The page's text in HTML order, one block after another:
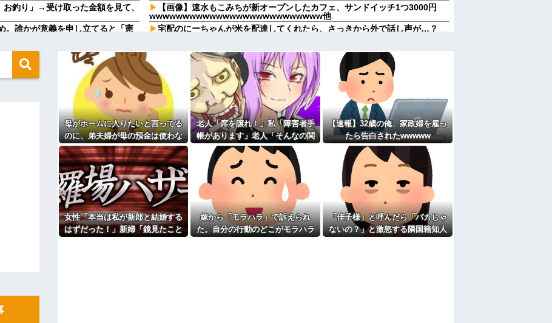
釣り」→受け取った金額を見て、
。誰かが意義を申し立てると「憲
と二世帯住宅を建て、「２F(夫婦
をしたが、早速破って2Fに上
に、後ろに並んでいた外国人風の
うっぜぇ。引き落としキャンセ
←これが流行らなかった理由
ｗｗｗｗｗｗｗｗ
ますか？」ワイ喪主「直葬で(即
にwwwwwwww
のか分かんない奴はモテない奴確定
も、財産はすべて私が継ぐ。相続
」 → 数年後、復讐のチャンスが
ギュアがヤバすぎるｗｗｗｗｗｗ
切れ。「何クラクション鳴らして
らｗｗｗｗｗ(※画像あり)
【画像】速水もこみちが新オープンしたカフェ、サンドイッチ1つ3000円
wwwwwwwwwwwwwwwwwwwwwwwwww他
宅配のにーちゃんが米を配達してくれたら、さっきから外で話し声が…？
なんなのよ！！！すごいわ掃除！！！！
【ネット史】「鏡の中のアクトレス事件」夫は正しかったのに、なぜ喧嘩は
終わらなかったのか
【胸糞】「食に執着がない」自称するクチャラー義母の汚い食べ方に限界
クソ男「専業主婦は昼間寝てられていいよなぁ。俺なんか忙しくて寝る暇ね
ーもん。どうせ暇でしょ？俺のＤＶＤコピっといてよ」
【驚愕】養育費を払い続けた結果…元妻の裏切りが判明！！！その理由がこ
れｗｗｗｗ
職場で電話を取った新入社員の女子がヒワイなことを言われてショックを受
けたことがあった
既婚女性が夫に夕飯も用意せず週２で遊びに行くって多いかな？遅くても21
時には帰宅してるんだけど
主な税金の成り立ちを調べてみたよ
母がホームに入りたいと言ってる
のに、弟夫婦が母の預金は使わな
いでと言ってきた。我が弟ながら
情けなくて溜息が出る
老人「席を譲れ！」私「障害者手
帳があります」老人「そんなの関
係ない！」→暴言を浴びせられた
直後、周囲が動き出して…
【速報】32歳の俺、家政婦を雇っ
たら告白されたwwwww
女性「本当は私が新郎と結婚する
はずだった！」新婦「鏡見たこと
嫁から「モラハラ」で訴えられ
た。自分の行動のどこがモラハラ
「佳子様」と呼んだら「バカじゃ
ないの？」と激怒する隣国籍知人